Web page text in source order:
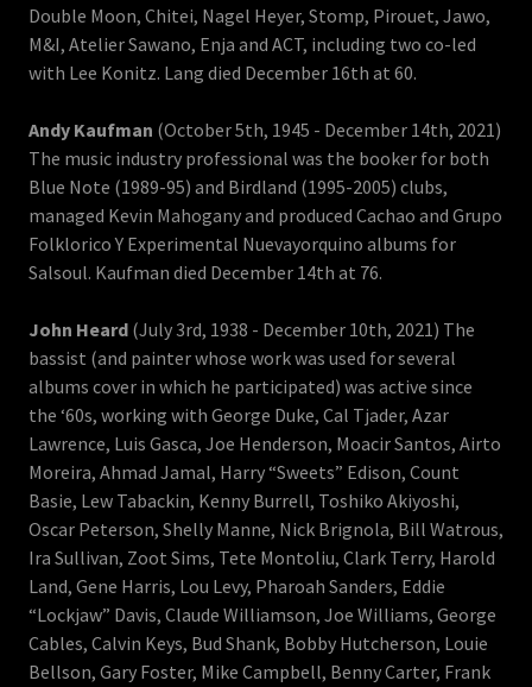
Double Moon, Chitei, Nagel Heyer, Stomp, Pirouet, Jawo,
M&I, Atelier Sawano, Enja and ACT, including two co-led
with Lee Konitz. Lang died December 16th at 60.
Andy Kaufman (October 5th, 1945 - December 14th, 2021)
The music industry professional was the booker for both
Blue Note (1989-95) and Birdland (1995-2005) clubs,
managed Kevin Mahogany and produced Cachao and Grupo
Folklorico Y Experimental Nuevayorquino albums for
Salsoul. Kaufman died December 14th at 76.
John Heard (July 3rd, 1938 - December 10th, 2021) The
bassist (and painter whose work was used for several
albums cover in which he participated) was active since
the ‘60s, working with George Duke, Cal Tjader, Azar
Lawrence, Luis Gasca, Joe Henderson, Moacir Santos, Airto
Moreira, Ahmad Jamal, Harry “Sweets” Edison, Count
Basie, Lew Tabackin, Kenny Burrell, Toshiko Akiyoshi,
Oscar Peterson, Shelly Manne, Nick Brignola, Bill Watrous,
Ira Sullivan, Zoot Sims, Tete Montoliu, Clark Terry, Harold
Land, Gene Harris, Lou Levy, Pharoah Sanders, Eddie
“Lockjaw” Davis, Claude Williamson, Joe Williams, George
Cables, Calvin Keys, Bud Shank, Bobby Hutcherson, Louie
Bellson, Gary Foster, Mike Campbell, Benny Carter, Frank